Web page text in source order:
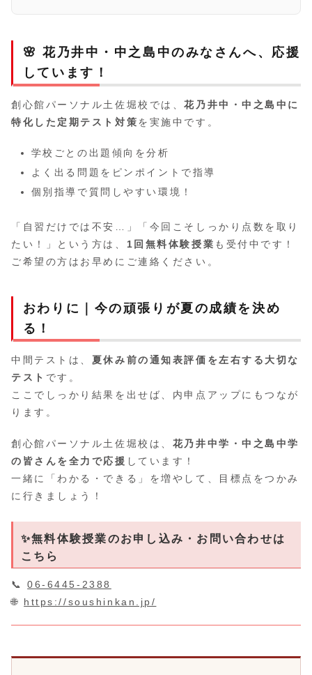
🌸 花乃井中・中之島中のみなさんへ、応援
しています！
創心館パーソナル土佐堀校では、花乃井中・中之島中に
特化した定期テスト対策を実施中です。
学校ごとの出題傾向を分析
よく出る問題をピンポイントで指導
個別指導で質問しやすい環境！
「自習だけでは不安…」「今回こそしっかり点数を取り
たい！」という方は、 1回無料体験授業 も受付中です！
ご希望の方はお早めにご連絡ください。
おわりに｜今の頑張りが夏の成績を決め
る！
中間テストは、 夏休み前の通知表評価を左右する大切な
テスト です。
ここでしっかり結果を出せば、内申点アップにもつなが
ります。
創心館パーソナル土佐堀校は、 花乃井中学・中之島中学
の皆さんを全力で応援 しています！
一緒に「わかる・できる」を増やして、目標点をつかみ
に行きましょう！
✨無料体験授業のお申し込み・お問い合わせは
こちら
📞06-6445-2388
🌐 https://soushinkan.jp/